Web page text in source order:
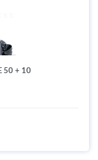
50 + 10